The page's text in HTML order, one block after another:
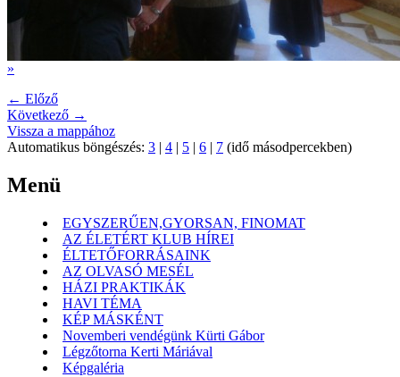
»
← Előző
Következő →
Vissza a mappához
Automatikus böngészés: 3 | 4 | 5 | 6 | 7 (idő másodpercekben)
Menü
EGYSZERŰEN,GYORSAN, FINOMAT
AZ ÉLETÉRT KLUB HÍREI
ÉLTETŐFORRÁSAINK
AZ OLVASÓ MESÉL
HÁZI PRAKTIKÁK
HAVI TÉMA
KÉP MÁSKÉNT
Novemberi vendégünk Kürti Gábor
Légzőtorna Kerti Máriával
Képgaléria